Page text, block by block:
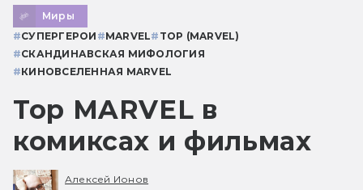
Миры
#СУПЕРГЕРОИ #MARVEL# ТОР (MARVEL)
#СКАНДИНАВСКАЯ МИФОЛОГИЯ
#КИНОВСЕЛЕННАЯ MARVEL
Тор MARVEL в
комиксах и фильмах
Алексей Ионов